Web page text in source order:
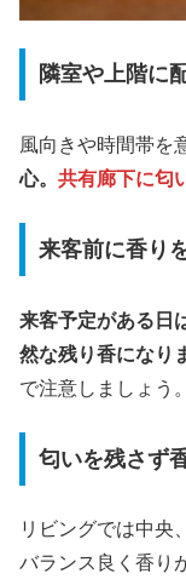
隣室や上階に
風向きや時間帯を
心。 共有廊下に匂
来客前に香り
来客予定がある日
然な残り香になり
で注意しましょう。
匂いを残さず
リビングでは中央
バランス良く香り